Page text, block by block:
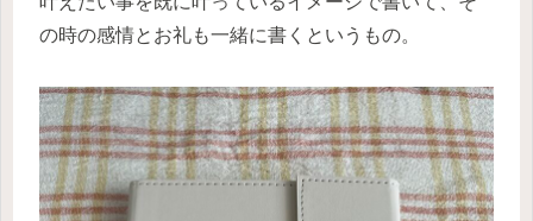
の時の感情とお礼も一緒に書くというもの。